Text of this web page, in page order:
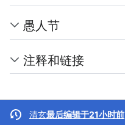
愚人节
注释和链接
清玄最后编辑于21小时前